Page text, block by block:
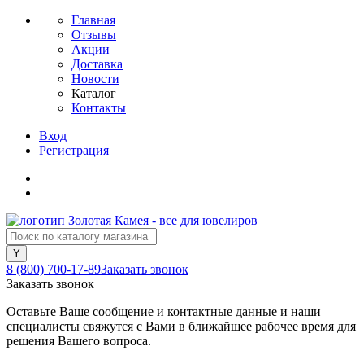
Главная
Отзывы
Акции
Доставка
Новости
Каталог
Контакты
Вход
Регистрация
8 (800) 700-17-89Заказать звонок
Заказать звонок
Оставьте Ваше сообщение и контактные данные и наши
специалисты свяжутся с Вами в ближайшее рабочее время для
решения Вашего вопроса.